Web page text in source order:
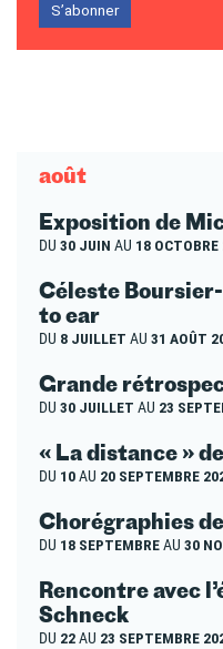
S’abonner
août
Exposition de
DU 30 JUIN AU 18
Céleste
to ear
DU 8 JUILLET AU 31 AOÛT
Grande
DU 30 JUILLET AU 23
« La distance »
DU 10AU 20 SEPTEMBRE
Chorégraphies
DU 18 SEPTEMBREAU 30
Rencontre avec
Schneck
DU 22AU 23 SEPTEMBRE